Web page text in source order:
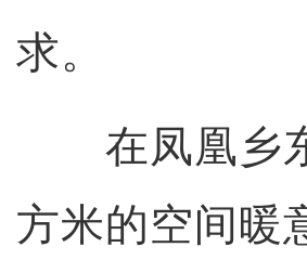
求。
在凤凰乡东
方米的空间暖